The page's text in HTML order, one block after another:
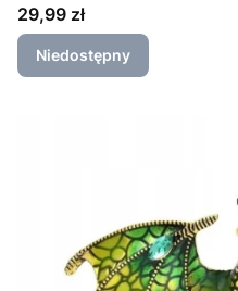
Cena
29,99 zł
Niedostępny